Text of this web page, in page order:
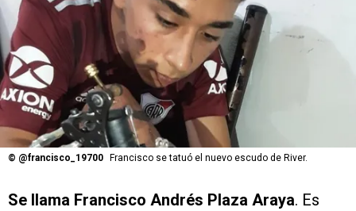
© @francisco_19700 Francisco se tatuó el nuevo escudo de River.
Se llama Francisco Andrés Plaza Araya. Es